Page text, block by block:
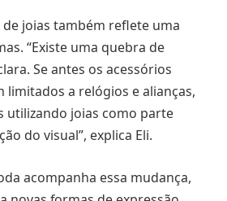
joias também reflete uma
“Existe uma quebra de
Se antes os acessórios
limitados a relógios e alianças,
utilizando joias como parte
do visual”, explica Eli.
acompanha essa mudança,